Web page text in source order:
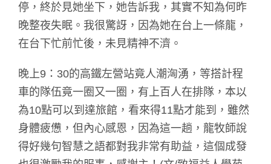
停，終於見她坐下，她告訴我，其實不知為何昨
晚整夜失眠。我很驚訝，因為她在台上一條龍，
在台下忙前忙後，未見精神不濟。
晚上9：30的高鐵左營站竟人潮洶湧，等搭計程
車的隊伍竟一圈又一圈，有上百人在排隊，本以
為10點可以到達旅館，看來得11點才能到，雖然
身體疲憊，但內心感恩，因為這一趟，龍牧師說
得好幾句智慧之語都對我非常有助益，這個成發